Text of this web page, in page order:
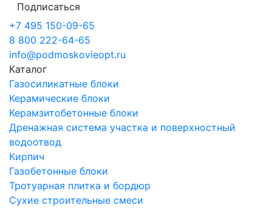
Подписаться
+7 495 150-09-65
8 800 222-64-65
info@podmoskovieopt.ru
Каталог
Газосиликатные блоки
Керамические блоки
Керамзитобетонные блоки
Дренажная система участка и поверхностный
водоотвод
Кирпич
Газобетонные блоки
Тротуарная плитка и бордюр
Сухие строительные смеси